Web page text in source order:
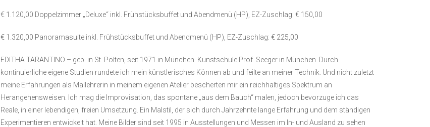
€ 1.120,00 Doppelzimmer „Deluxe“ inkl. Frühstücksbuffet und Abendmenü (HP), EZ-Zuschlag: € 150,00
€ 1.320,00 Panoramasuite inkl. Frühstücksbuffet und Abendmenü (HP), EZ-Zuschlag: € 225,00
EDITHA TARANTINO – geb. in St. Pölten, seit 1971 in München. Kunstschule Prof. Seeger in München. Durch
kontinuierliche eigene Studien rundete ich mein künstlerisches Können ab und feilte an meiner Technik. Und nicht zuletzt
meine Erfahrungen als Mallehrerin in meinem eigenen Atelier bescherten mir ein reichhaltiges Spektrum an
Herangehensweisen. Ich mag die Improvisation, das spontane „aus dem Bauch“ malen, jedoch bevorzuge ich das
Reale, in einer lebendigen, freien Umsetzung. Ein Malstil, der sich durch Jahrzehnte lange Erfahrung und dem ständigen
Experimentieren entwickelt hat. Meine Bilder sind seit 1995 in Ausstellungen und Messen im In- und Ausland zu sehen